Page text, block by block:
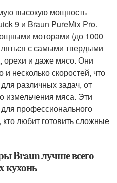
высокую мощность
9 и Braun PureMix Pro.
моторами (до 1000
с самыми твердыми
орехи и даже мясо. Они
несколько скоростей, что
различных задач, от
измельчения мяса. Эти
профессионального
любит готовить сложные
Braun лучше всего
кухонь